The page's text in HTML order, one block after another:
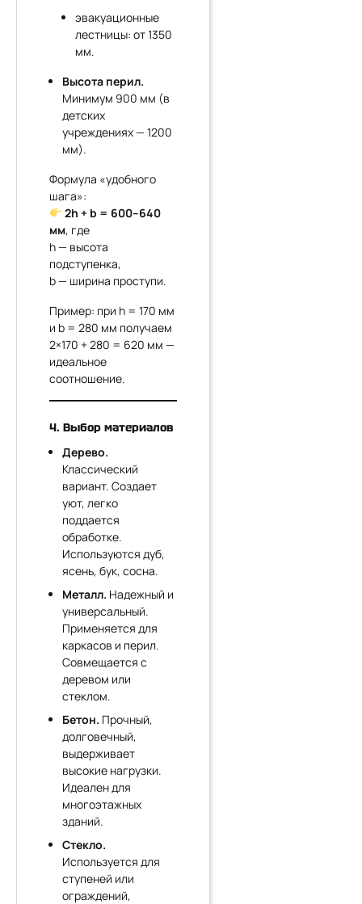
эвакуационные
лестницы: от 1350
мм.
Высота перил.
Минимум 900 мм (в
детских
учреждениях — 1200
мм).
Формула «удобного
шага»:
2h + b = 600–640
мм, где
h — высота
подступенка,
b — ширина проступи.
Пример: при h = 170 мм
и b = 280 мм получаем
2×170 + 280 = 620 мм —
идеальное
соотношение.
4. Выбор материалов
Дерево.
Классический
вариант. Создает
уют, легко
поддается
обработке.
Используются дуб,
ясень, бук, сосна.
Металл. Надежный и
универсальный.
Применяется для
каркасов и перил.
Совмещается с
деревом или
стеклом.
Бетон. Прочный,
долговечный,
выдерживает
высокие нагрузки.
Идеален для
многоэтажных
зданий.
Стекло.
Используется для
ступеней или
ограждений,